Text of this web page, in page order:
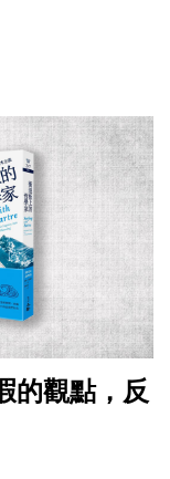
的觀點，反